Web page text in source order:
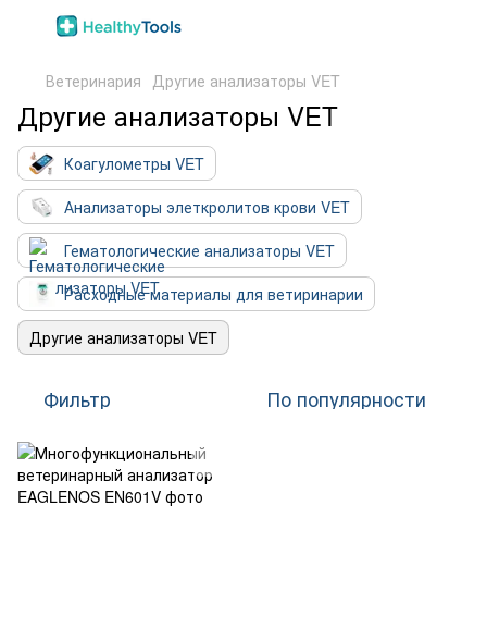
Ветеринария Другие анализаторы VET
Другие анализаторы VET
Коагулометры VET
Анализаторы элеткролитов крови VET
Гематологические анализаторы VET
Расходные материалы для ветиринарии
Другие анализаторы VET
Фильтр По популярности